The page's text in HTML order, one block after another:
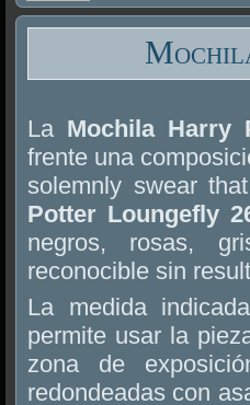
La Mochila Harry
frente una
solemnly swear
Potter Loungefly
negros, rosas,
reconocible sin
La medida
permite usar la
zona de
redondeadas con